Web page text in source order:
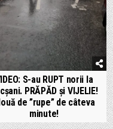
S-au RUPT norii la
PRĂPĂD și VIJELIE!
de ”rupe” de câteva
minute!